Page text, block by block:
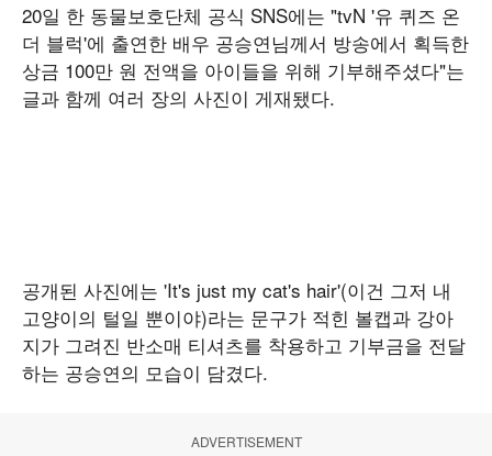
20일 한 동물보호단체 공식 SNS에는 "tvN '유 퀴즈 온
더 블럭'에 출연한 배우 공승연님께서 방송에서 획득한
상금 100만 원 전액을 아이들을 위해 기부해주셨다"는
글과 함께 여러 장의 사진이 게재됐다.
공개된 사진에는 'It's just my cat's hair'(이건 그저 내
고양이의 털일 뿐이야)라는 문구가 적힌 볼캡과 강아
지가 그려진 반소매 티셔츠를 착용하고 기부금을 전달
하는 공승연의 모습이 담겼다.
ADVERTISEMENT